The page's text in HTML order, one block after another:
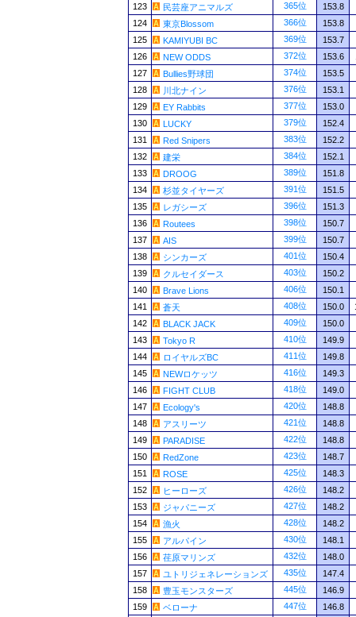
123
民芸座アニマルズ 365位
153.8
124
東京Blossom 366位
153.8
125
KAMIYUBI BC 369位
153.7
126
NEW ODDS 372位 153.6
127
Bullies野球団 374位
153.5
128
川北ナイン 376位
153.1
129
EY Rabbits 377位
153.0
130
LUCKY 379位
152.4
131
Red Snipers 383位
152.2
132
建栄 384位
152.1
133
DROOG 389位
151.8
134
杉並タイヤーズ 391位
151.5
135
レガシーズ 396位
151.3
136
Routees 398位
150.7
137
AIS 399位
150.7
138
シンカーズ 401位
150.4
139
クルセイダース 403位
150.2
140
Brave Lions 406位
150.1
141
蒼天 408位 150.0
142
BLACK JACK 409位
150.0
143
Tokyo R 410位
149.9
144
ロイヤルズBC 411位
149.8
145
NEWロケッツ 416位
149.3
146
FIGHT CLUB 418位
149.0
147
Ecology's 420位
148.8
148
アスリーツ 421位
148.8
149
PARADISE 422位
148.8
150
RedZone 423位
148.7
151
ROSE 425位
148.3
152
ヒーローズ 426位
148.2
153
ジャパニーズ 427位
148.2
154
漁火 428位
148.2
155
アルパイン 430位
148.1
156
荏原マリンズ 432位
148.0
157
ユトリジェネレーションズ 435位
147.4
158
豊玉モンスターズ 445位
146.9
159
ベローナ 447位
146.8